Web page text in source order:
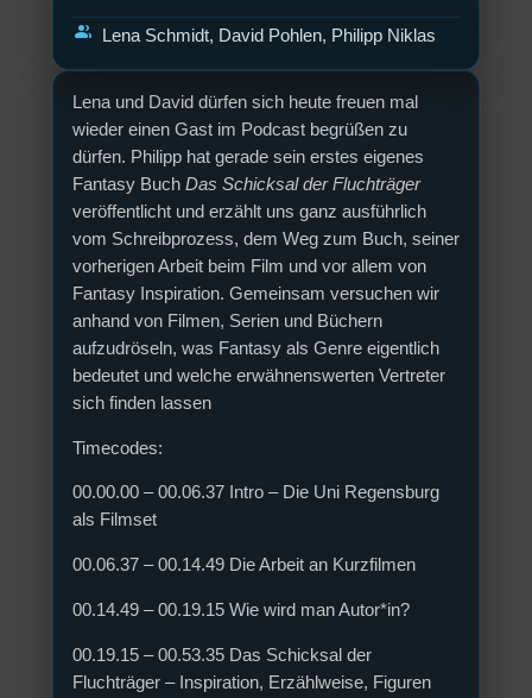
Lena und David dürfen sich heute freuen mal
wieder einen Gast im Podcast begrüßen zu
dürfen. Philipp hat gerade sein erstes eigenes
Fantasy Buch Das Schicksal der Fluchträger
veröffentlicht und erzählt uns ganz ausführlich
vom Schreibprozess, dem Weg zum Buch, seiner
vorherigen Arbeit beim Film und vor allem von
Fantasy Inspiration. Gemeinsam versuchen wir
anhand von Filmen, Serien und Büchern
aufzudröseln, was Fantasy als Genre eigentlich
bedeutet und welche erwähnenswerten Vertreter
sich finden lassen
Timecodes:
00.00.00 – 00.06.37 Intro – Die Uni Regensburg
als Filmset
00.06.37 – 00.14.49 Die Arbeit an Kurzfilmen
00.14.49 – 00.19.15 Wie wird man Autor*in?
00.19.15 – 00.53.35 Das Schicksal der
Fluchträger – Inspiration, Erzählweise, Figuren
group Lena Schmidt, David Pohlen, Philipp Niklas